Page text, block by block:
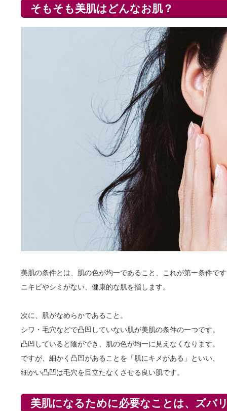
そもそも美肌はどんなお肌？
美肌の条件とは、肌の色が均一であること、これが第一条件で
ニキビやシミがない、健康的な肌を指します。
次に、肌がなめらかであること。
シワ・毛穴などで凸凹していない肌が美肌の条件の一つです。
凸凹していると陰ができ、肌の色が均一に見えなくなります。
ですが、細かく凸凹があることを「肌にキメがある」といい、
細かい凸凹は毛穴を目立たなくさせる良い肌です。
美肌になるために必要なことは、ズバ